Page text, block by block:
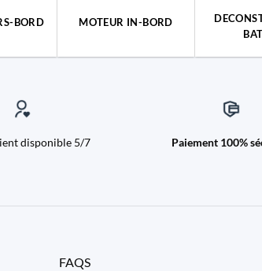
BORD MOTEUR IN-BORD
disponible 5/7 Paiement 100%
FAQS